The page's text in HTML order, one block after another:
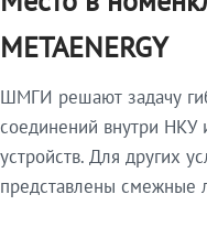
METAENERGY
ШМГИ решают задачу
соединений внутри НКУ
устройств. Для других
представлены смежные